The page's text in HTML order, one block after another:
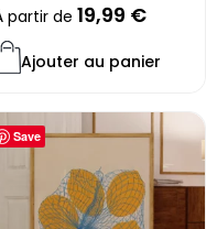
partir de 19,99 €
Ajouter au panier
Save